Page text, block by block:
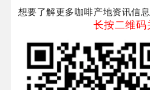
想要了解更多咖啡产地资讯信
长按二维码